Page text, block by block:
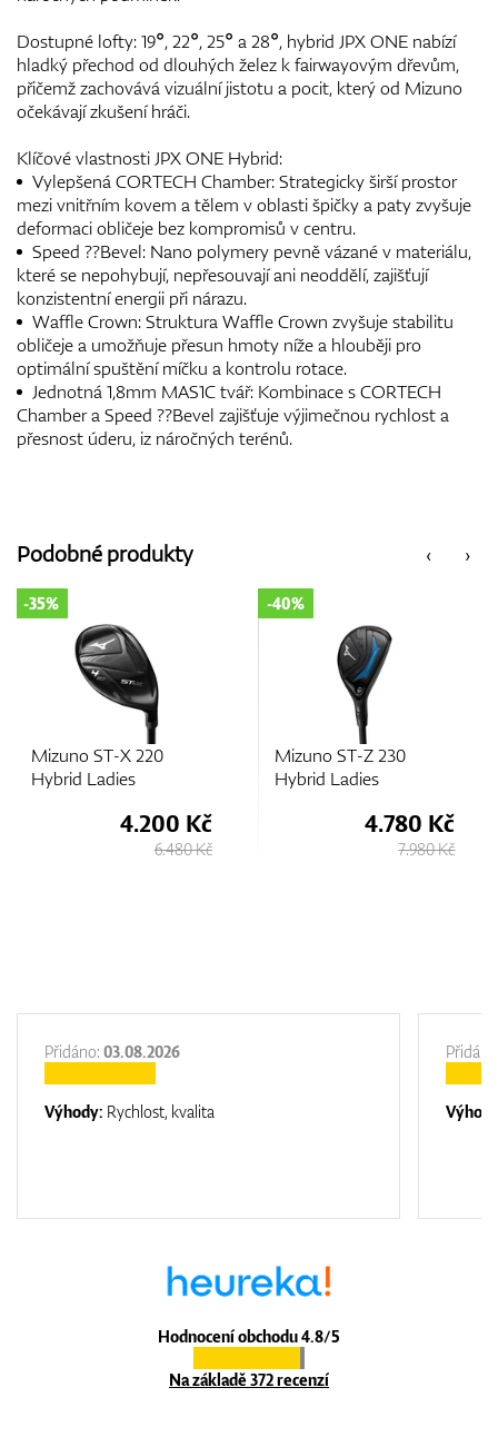
Dostupné lofty: 19°, 22°, 25° a 28°, hybrid JPX ONE nabízí
hladký přechod od dlouhých želez k fairwayovým dřevům,
přičemž zachovává vizuální jistotu a pocit, který od Mizuno
očekávají zkušení hráči.
Klíčové vlastnosti JPX ONE Hybrid:
Vylepšená CORTECH Chamber: Strategicky širší prostor
mezi vnitřním kovem a tělem v oblasti špičky a paty zvyšuje
deformaci obličeje bez kompromisů v centru.
Speed ??Bevel: Nano polymery pevně vázané v materiálu,
které se nepohybují, nepřesouvají ani neoddělí, zajišťují
konzistentní energii při nárazu.
Waffle Crown: Struktura Waffle Crown zvyšuje stabilitu
obličeje a umožňuje přesun hmoty níže a hlouběji pro
optimální spuštění míčku a kontrolu rotace.
Jednotná 1,8mm MAS1C tvář: Kombinace s CORTECH
Chamber a Speed ??Bevel zajišťuje výjimečnou rychlost a
přesnost úderu, iz náročných terénů.
‹
Podobné produkty ›
Mizuno ST-X 220
Hybrid Ladies
-35%
4.200 Kč
6.480 Kč
Mizuno ST-Z 230
Hybrid Ladies
-40%
4.780 Kč
7.980 Kč
Hodnocení obchodu 4.8/5
Na základě 372 recenzí
Přidáno: 03.08.2026
Výhody: Rychlost, kvalita